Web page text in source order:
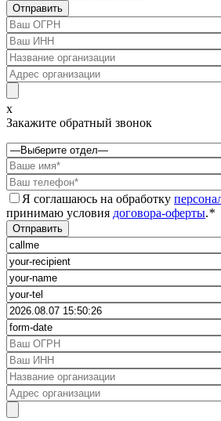
x
Закажите обратный звонок
Я соглашаюсь на обработку
принимаю условия договора-оферты.*